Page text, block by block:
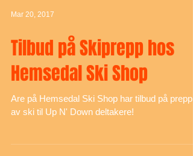
Tilbud på Skiprepp hos
Hemsedal Ski Shop
Are på Hemsedal Ski Shop har tilbud på